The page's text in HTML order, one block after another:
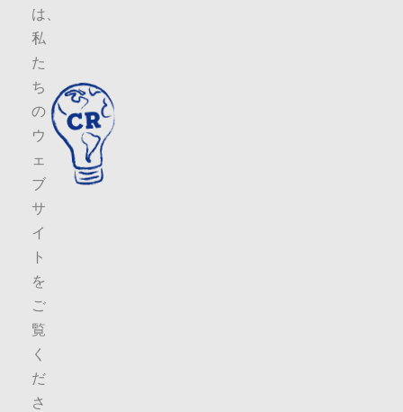
は、
私
た
ち
の
ウ
ェ
ブ
サ
イ
ト
を
ご
覧
く
だ
さ